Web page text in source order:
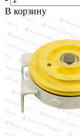
В корзину